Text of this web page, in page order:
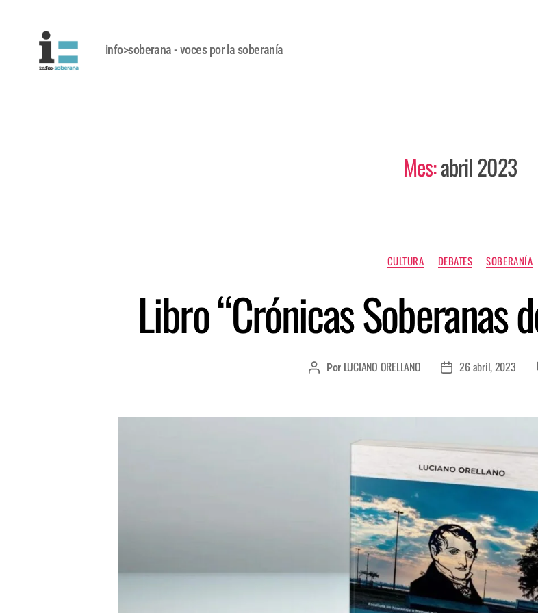
info>soberana - voces por la soberanía
Mes:abril 2023
CULTURA DEBATES SOBERANÍA
Libro “Crónicas Soberanas
Por LUCIANO ORELLANO 26 abril, 2023